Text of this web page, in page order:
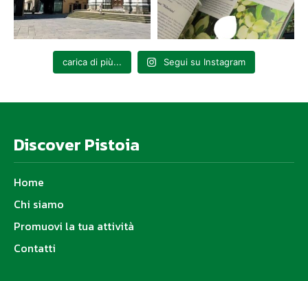
carica di più... Segui su Instagram
Discover Pistoia
Home
Chi siamo
Promuovi la tua attività
Contatti